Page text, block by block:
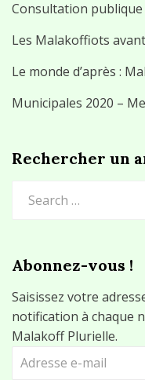
Consultation publique
Les Malakoffiots
Le monde d’après :
Municipales 2020 –
Rechercher un
for:
Abonnez-vous !
Saisissez votre
notification à chaque
Malakoff Plurielle.
Adresse